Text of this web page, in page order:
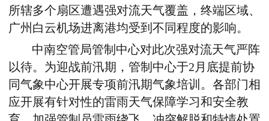
所辖多个扇区遭遇强对流天气覆盖，终端区域、
广州白云机场进离港均受到不同程度的影响。
中南空管局管制中心对此次强对流天气严阵
以待。为迎战前汛期，管制中心于2 月底提前协
同气象中心开展专项前汛期气象培训。各部门相
应开展有针对性的雷雨天气保障学习和安全教